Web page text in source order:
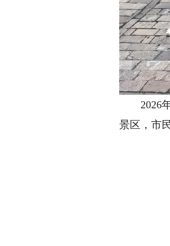
2026年5
景区，市